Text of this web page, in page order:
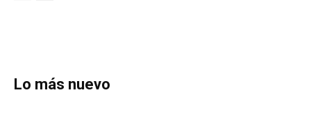
Lo más nuevo